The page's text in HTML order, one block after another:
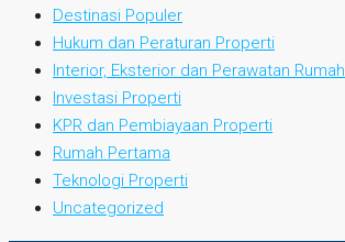
Destinasi Populer
Hukum dan Peraturan Properti
Interior, Eksterior dan Perawatan Rumah
Investasi Properti
KPR dan Pembiayaan Properti
Rumah Pertama
Teknologi Properti
Uncategorized